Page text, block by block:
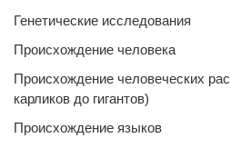
Генетические исследования
Происхождение человека
Происхождение человеческих
карликов до гигантов)
Происхождение языков